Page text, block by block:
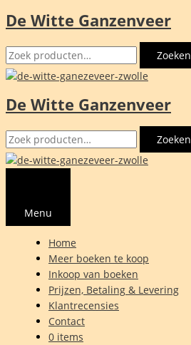
Ga
de
inhoud
De Witte Ganzenveer
Zoeken
naar:
Zoeken
De Witte Ganzenveer
Zoeken
naar:
Zoeken
Menu
Home
Meer boeken te koop
Inkoop van boeken
Prijzen, Betaling & Levering
Klantrecensies
Contact
0 items